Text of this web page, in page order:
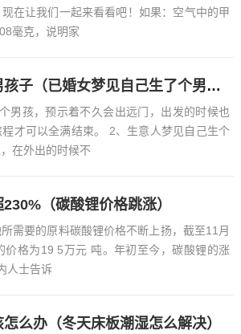
在让我们一起来看看吧！如果：空气中的甲
毫克，说明家
梦见自己生了个男孩子（已婚女梦见自己生了个男孩子）
男孩，预示着不久会出远门，出发的时候也
才可以全满结束。 2、生意人梦见自己生个
在外出的时候不
（碳酸锂价格跳涨）
需要的原料碳酸锂价格不断上扬，截至11月
价格为19 5万元 吨。年初至今，碳酸锂的涨
人士告诉
么办（冬天床板潮湿怎么解决）